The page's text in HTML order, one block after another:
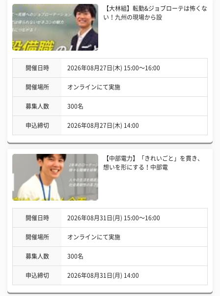
【大林組】転勤&ジョブローテは怖くな
い！九州の現場から設
開催日時 2026年08月27日(木) 15:00〜16:00
開催場所 オンラインにて実施
募集人数 300名
申込締切 2026年08月27日(木) 14:00
【中部電力】「きれいごと」を貫き、
想いを形にする！中部電
開催日時 2026年08月31日(月) 15:00〜16:00
開催場所 オンラインにて実施
募集人数 300名
申込締切 2026年08月31日(月) 14:00